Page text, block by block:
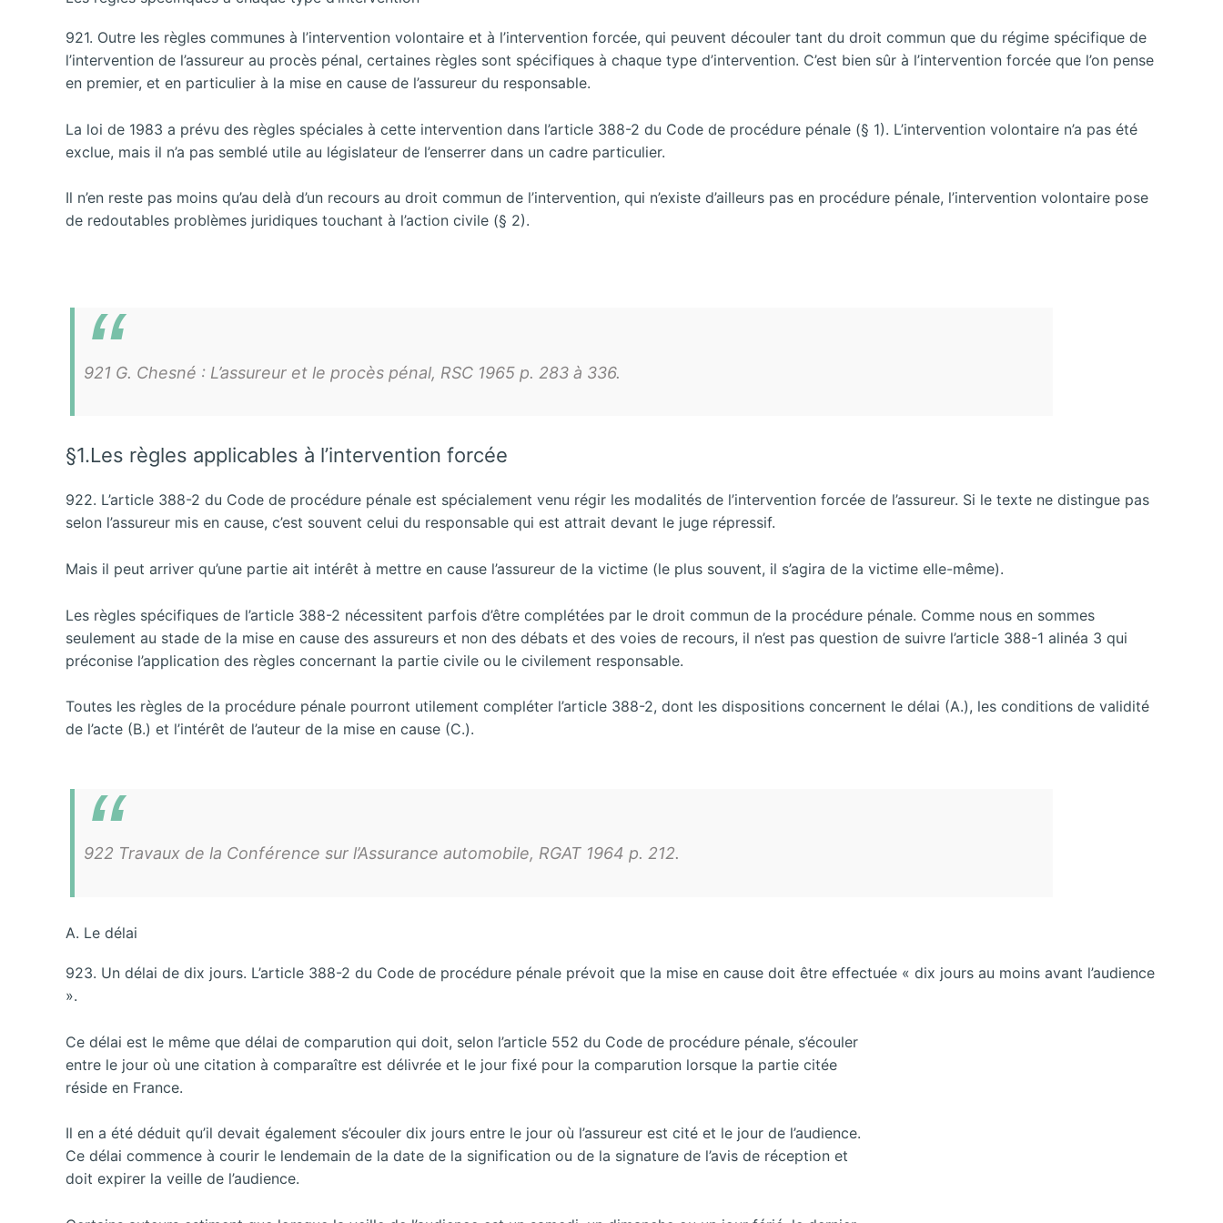
921. Outre les règles communes à l’intervention volontaire et à l’intervention forcée, qui peuvent découler tant du droit commun que du régime spécifique de
l’intervention de l’assureur au procès pénal, certaines règles sont spécifiques à chaque type d’intervention. C’est bien sûr à l’intervention forcée que l’on pense
en premier, et en particulier à la mise en cause de l’assureur du responsable.
La loi de 1983 a prévu des règles spéciales à cette intervention dans l’article 388-2 du Code de procédure pénale (§ 1). L’intervention volontaire n’a pas été
exclue, mais il n’a pas semblé utile au législateur de l’enserrer dans un cadre particulier.
Il n’en reste pas moins qu’au delà d’un recours au droit commun de l’intervention, qui n’existe d’ailleurs pas en procédure pénale, l’intervention volontaire pose
de redoutables problèmes juridiques touchant à l’action civile (§ 2).
921 G. Chesné : L’assureur et le procès pénal, RSC 1965 p. 283 à 336.
§1.Les règles applicables à l’intervention forcée
922. L’article 388-2 du Code de procédure pénale est spécialement venu régir les modalités de l’intervention forcée de l’assureur. Si le texte ne distingue pas
selon l’assureur mis en cause, c’est souvent celui du responsable qui est attrait devant le juge répressif.
Mais il peut arriver qu’une partie ait intérêt à mettre en cause l’assureur de la victime (le plus souvent, il s’agira de la victime elle-même).
Les règles spécifiques de l’article 388-2 nécessitent parfois d’être complétées par le droit commun de la procédure pénale. Comme nous en sommes
seulement au stade de la mise en cause des assureurs et non des débats et des voies de recours, il n’est pas question de suivre l’article 388-1 alinéa 3 qui
préconise l’application des règles concernant la partie civile ou le civilement responsable.
Toutes les règles de la procédure pénale pourront utilement compléter l’article 388-2, dont les dispositions concernent le délai (A.), les conditions de validité
de l’acte (B.) et l’intérêt de l’auteur de la mise en cause (C.).
922 Travaux de la Conférence sur l’Assurance automobile, RGAT 1964 p. 212.
A. Le délai
923. Un délai de dix jours. L’article 388-2 du Code de procédure pénale prévoit que la mise en cause doit être effectuée « dix jours au moins avant l’audience
».
Ce délai est le même que délai de comparution qui doit, selon l’article 552 du Code de procédure pénale, s’écouler
entre le jour où une citation à comparaître est délivrée et le jour fixé pour la comparution lorsque la partie citée
réside en France.
Il en a été déduit qu’il devait également s’écouler dix jours entre le jour où l’assureur est cité et le jour de l’audience.
Ce délai commence à courir le lendemain de la date de la signification ou de la signature de l’avis de réception et
doit expirer la veille de l’audience.